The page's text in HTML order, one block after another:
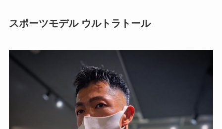
スポーツモデル ウルトラトール